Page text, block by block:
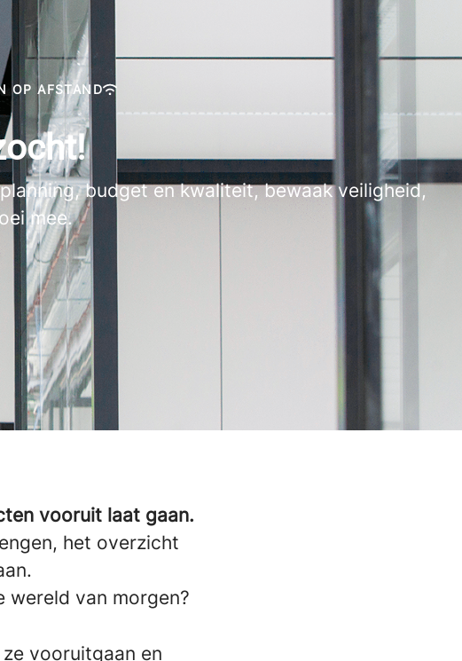
OP AFSTAND
budget en kwaliteit, bewaak veiligheid,
mee.
vooruit laat gaan.
het overzicht
wereld van morgen?
vooruitgaan en